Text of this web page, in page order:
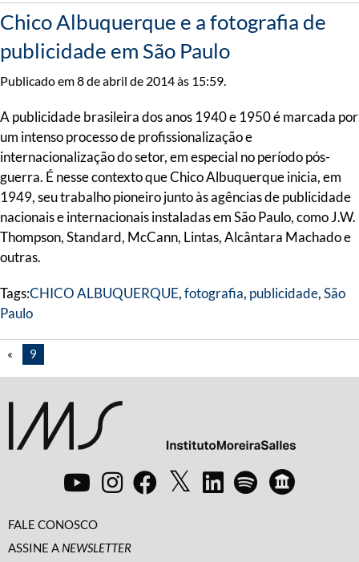
Chico Albuquerque e a fotografia de
publicidade em São Paulo
Publicado em 8 de abril de 2014 às 15:59.
A publicidade brasileira dos anos 1940 e 1950 é marcada por
um intenso processo de profissionalização e
internacionalização do setor, em especial no período pós-
guerra. É nesse contexto que Chico Albuquerque inicia, em
1949, seu trabalho pioneiro junto às agências de publicidade
nacionais e internacionais instaladas em São Paulo, como J.W.
Thompson, Standard, McCann, Lintas, Alcântara Machado e
outras.
Tags:CHICO ALBUQUERQUE,fotografia, publicidade,São
Paulo
« 9
FALE CONOSCO
ASSINE A NEWSLETTER